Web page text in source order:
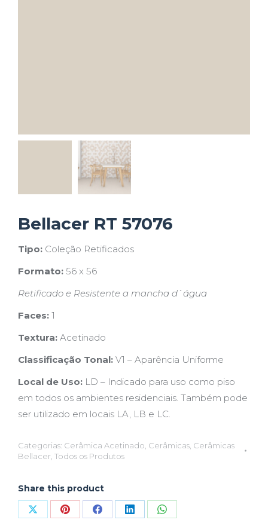
Bellacer RT 57076
Tipo: Coleção Retificados
Formato: 56 x 56
Retificado e Resistente a mancha d`água
Faces: 1
Textura: Acetinado
Classificação Tonal: V1 – Aparência Uniforme
Local de Uso: LD – Indicado para uso como piso
em todos os ambientes residenciais. Também pode
ser utilizado em locais LA, LB e LC.
Categorias: Cerâmica Acetinado Cerâmicas Cerâmicas
Bellacer Todos os Produtos
Share this product
Compartilhar
Compartilhar
Compartilhar
CompartilharCompartilhar